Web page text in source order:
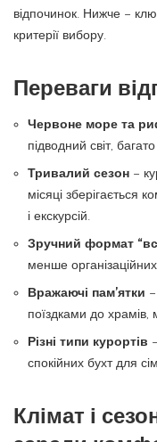
відпочинок. Нижче –
критерії вибору.
Переваги
Червоне море та
підводний світ,
Тривалий сезон –
місяці зберігається
і екскурсій.
Зручний формат
менше
Вражаючі пам’ятки
поїздками до храмів,
Різні типи курортів
спокійних бухт для
Клімат і